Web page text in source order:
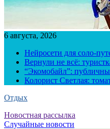
6 августа, 2026
Нейросети для соло-
Вернули не всё:
“Экомобайл”:
Колорист Светлая:
Отдых
Новостная рассылка
Случайные новости